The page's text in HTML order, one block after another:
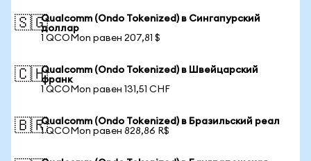
🇸🇬Qualcomm (Ondo Tokenized) в Сингапурский
доллар
1 QCOMon равен 207,81 $
🇨🇭Qualcomm (Ondo Tokenized) в Швейцарский
франк
1 QCOMon равен 131,51 CHF
🇧🇷Qualcomm (Ondo Tokenized) в Бразильский реал
1 QCOMon равен 828,86 R$